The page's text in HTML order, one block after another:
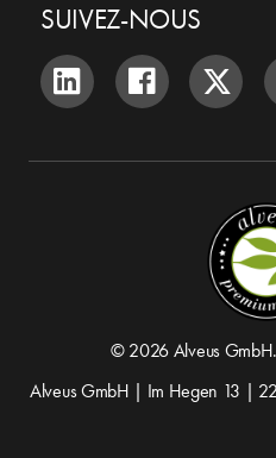
SUIVEZ-NOUS
© 2026 Alveus GmbH.
Alveus GmbH | Im Hegen 13 |